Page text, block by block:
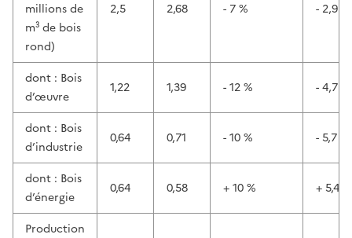
millions de
m³ de bois
rond)
2,5 2,68 - 7 % - 2,9 %
dont : Bois
d’œuvre
1,22 1,39 - 12 % - 4,7 %
dont : Bois
d’industrie
0,64 0,71 - 10 % - 5,7 %
dont : Bois
d’énergie
0,64 0,58 + 10 % + 5,4 %
Production